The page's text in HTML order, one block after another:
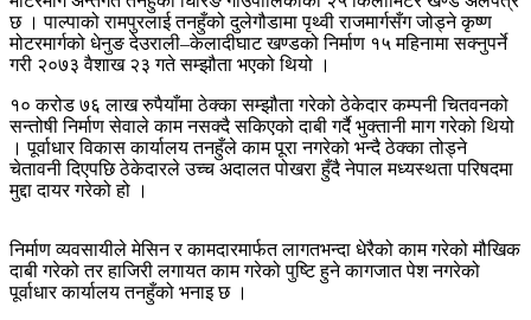
छ । पाल्पाको रामपुरलाई तनहुँको दुलेगौडामा पृथ्वी राजमार्गसँग जोड्ने कृष्ण
मोटरमार्गको धेनुङ देउराली–केलादीघाट खण्डको निर्माण १५ महिनामा सक्नुपर्ने
गरी २०७३ वैशाख २३ गते सम्झौता भएको थियो ।
१० करोड ७६ लाख रुपैयाँमा ठेक्का सम्झौता गरेको ठेकेदार कम्पनी चितवनको
सन्तोषी निर्माण सेवाले काम नसक्दै सकिएको दाबी गर्दै भुक्तानी माग गरेको थियो
। पूर्वाधार विकास कार्यालय तनहुँले काम पूरा नगरेको भन्दै ठेक्का तोड्ने
चेतावनी दिएपछि ठेकेदारले उच्च अदालत पोखरा हुँदै नेपाल मध्यस्थता परिषदमा
मुद्दा दायर गरेको हो ।
निर्माण व्यवसायीले मेसिन र कामदारमार्फत लागतभन्दा धेरैको काम गरेको मौखिक
दाबी गरेको तर हाजिरी लगायत काम गरेको पुष्टि हुने कागजात पेश नगरेको
पूर्वाधार कार्यालय तनहुँको भनाइ छ ।